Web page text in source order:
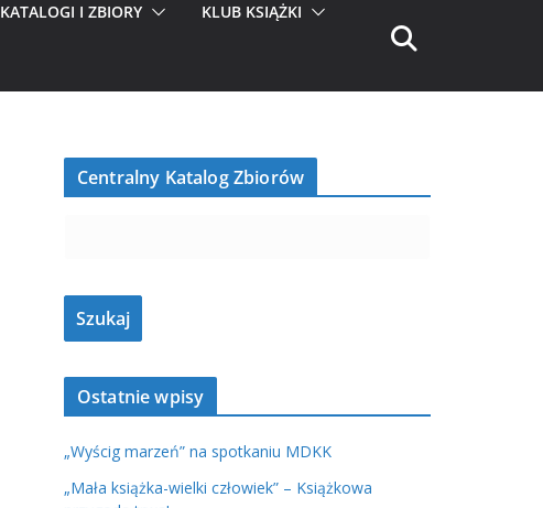
KATALOGI I ZBIORY KLUB KSIĄŻKI
Centralny Katalog Zbiorów
Ostatnie wpisy
„Wyścig marzeń” na spotkaniu MDKK
„Mała książka-wielki człowiek” – Książkowa